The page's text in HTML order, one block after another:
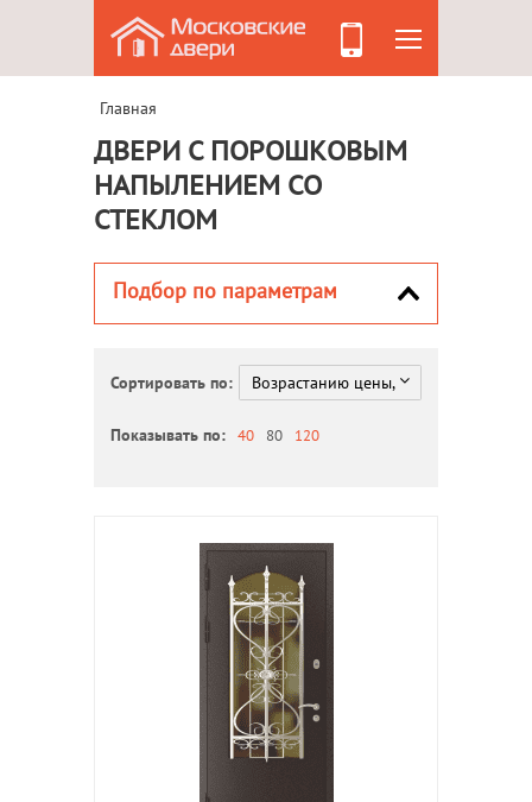
Главная
ДВЕРИ С ПОРОШКОВЫМ
НАПЫЛЕНИЕМ СО
СТЕКЛОМ
Подбор по параметрам
Сортировать по:
Показывать по: 40 80 120